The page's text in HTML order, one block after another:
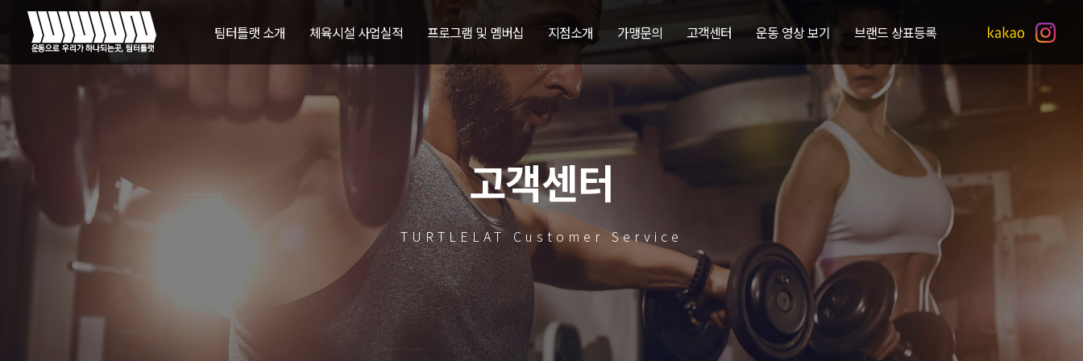
팀터틀랫 소개 체육시설 사업실적 프로그램 및 멤버십 지점소개 가맹문의 고객센터 운동 영상 보기 브랜드 상표등록
고객센터
TURTLELAT Customer Service